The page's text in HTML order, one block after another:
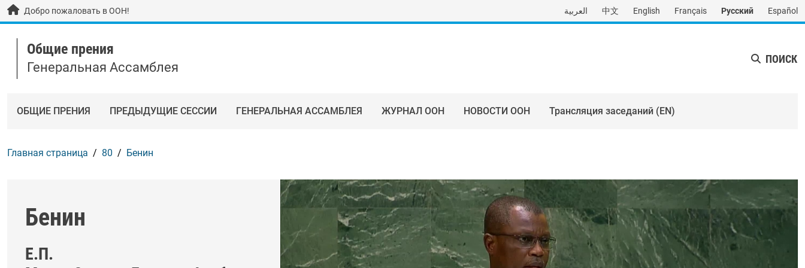
Skip to main content / navigation
Добро пожаловать в ООН! العربية 中文 English Français Русский Español
Общие прения
Генеральная Ассамблея
ПОИСК
ОБЩИЕ ПРЕНИЯ ПРЕДЫДУЩИЕ СЕССИИ ГЕНЕРАЛЬНАЯ АССАМБЛЕЯ ЖУРНАЛ ООН НОВОСТИ ООН Трансляция заседаний (EN)
Главная страница 80 Бенин
Бенин
Е.П.